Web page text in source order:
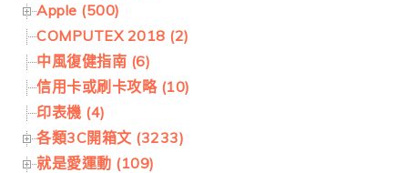
Apple (500)
COMPUTEX 2018 (2)
中風復健指南 (6)
信用卡或刷卡攻略 (10)
印表機 (4)
各類3C開箱文 (3233)
就是愛運動 (109)